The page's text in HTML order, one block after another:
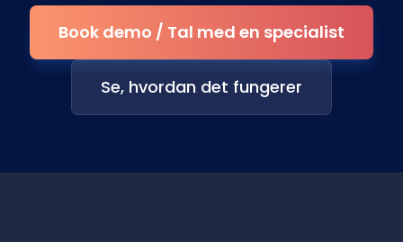
Book demo / Tal med en specialist
Se, hvordan det fungerer